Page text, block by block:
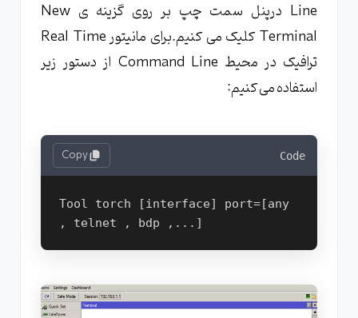
Line درپنل سمت چپ بر روی گزینه ی New
Terminal کلیک می کنیم.برای مانیتور Real Time
ترافیک در محیط Command Line از دستور زیر
استفاده می کنیم:
Code
Copy
Tool torch [interface] port=[any